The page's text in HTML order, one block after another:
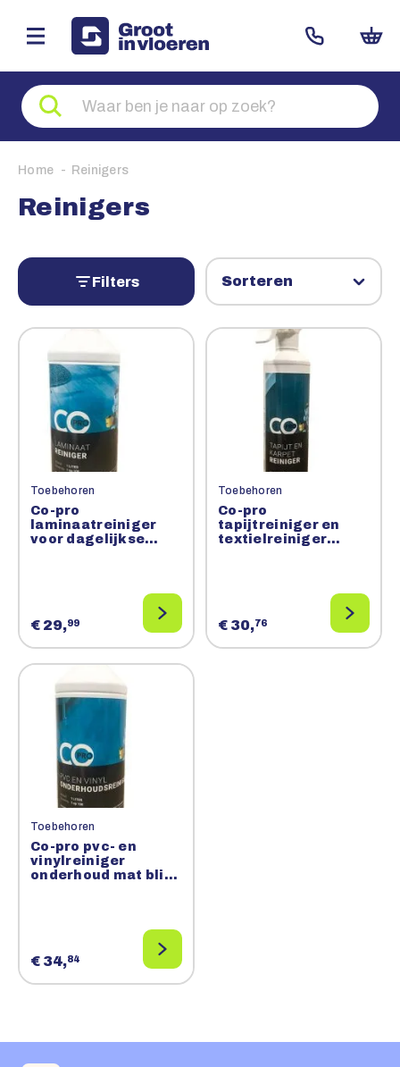
Zoeken
naar
producten
Home Reinigers
Reinigers
Filters
Toebehoren
Co-pro
laminaatreiniger
voor dagelijkse
€ 29,99
Toebehoren
Co-pro
tapijtreiniger en
textielreiniger
€ 30,76
Toebehoren
Co-pro pvc- en
vinylreiniger
onderhoud mat blijft
€ 34,84